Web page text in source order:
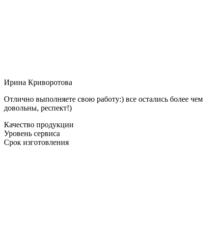
Ирина Криворотова
Отлично выполняете свою работу:) все остались более чем
довольны, респект!)
Качество продукции
Уровень сервиса
Срок изготовления